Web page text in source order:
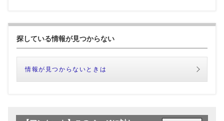
探している情報が見つからない
情報が見つからないときは